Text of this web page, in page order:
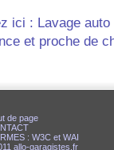
ici : Lavage
et proche de
de page
: W3C et WAI
allo-garagistes.fr